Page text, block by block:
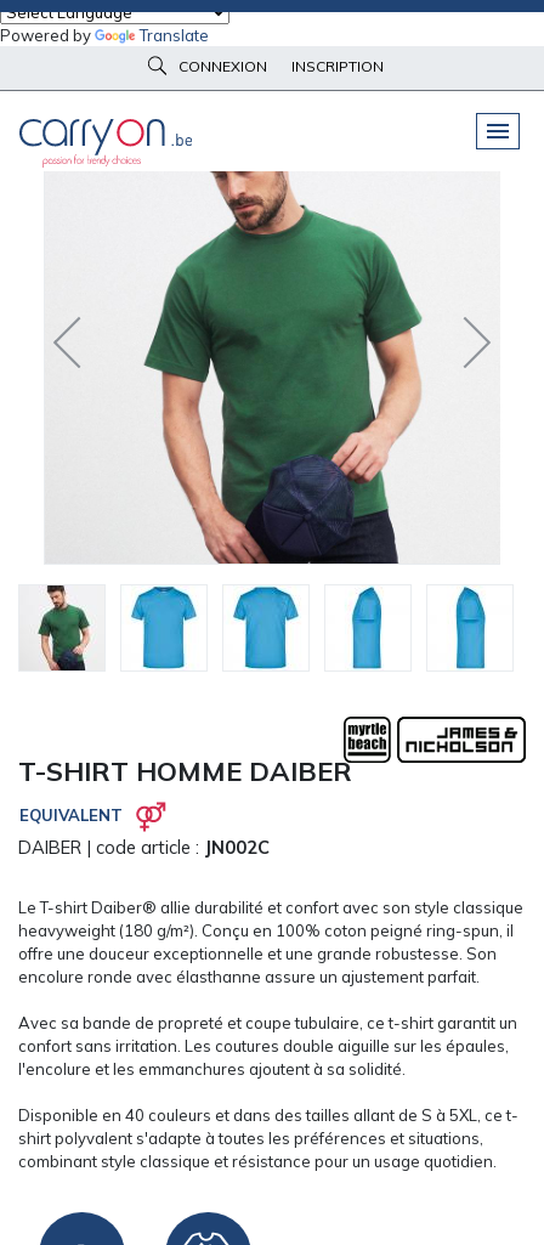
Powered by Translate
CONNEXION INSCRIPTION
PELUCHES & GOODIES
VÊTEMENTS
& BAGAGERIE
VÊTEMENTS D’IMAGE
D'IMAGE
CARRYON
L'ENTREPRISE
SERVICES
TECHNIQUES MARQUAGE
BLOG
CONTACT
Vêtements d'image Tee-Shirts T-shirt Homme Daiber
T-SHIRT HOMME DAIBER
EQUIVALENT
DAIBER | code article : JN002C
Le T-shirt Daiber® allie durabilité et confort avec son style classique
heavyweight (180 g/m²). Conçu en 100% coton peigné ring-spun, il
offre une douceur exceptionnelle et une grande robustesse. Son
encolure ronde avec élasthanne assure un ajustement parfait.
Avec sa bande de propreté et coupe tubulaire, ce t-shirt garantit un
confort sans irritation. Les coutures double aiguille sur les épaules,
l'encolure et les emmanchures ajoutent à sa solidité.
Disponible en 40 couleurs et dans des tailles allant de S à 5XL, ce t-
shirt polyvalent s'adapte à toutes les préférences et situations,
combinant style classique et résistance pour un usage quotidien.